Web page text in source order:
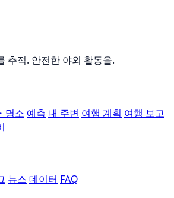
추적. 안전한 야외 활동을.
명소 예측 내 주변 여행 계획 여행 보고
뉴스 데이터 FAQ